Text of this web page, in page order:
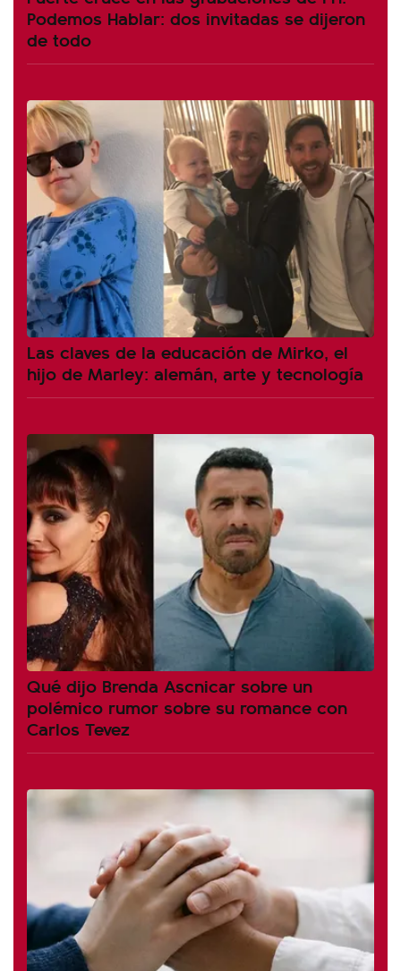
Podemos Hablar: dos invitadas se dijeron
de todo
Las claves de la educación de Mirko, el
hijo de Marley: alemán, arte y tecnología
Qué dijo Brenda Ascnicar sobre un
polémico rumor sobre su romance con
Carlos Tevez